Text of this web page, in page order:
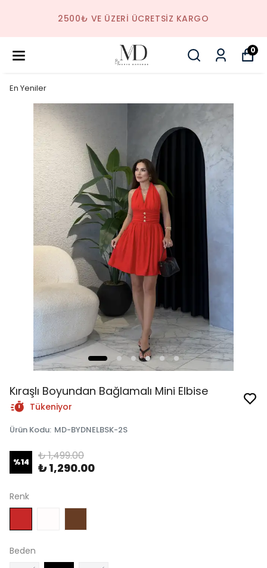
2500₺ VE ÜZERI ÜCRETSIZ KARGO
0
En Yeniler
Kıraşlı Boyundan Bağlamalı Mini Elbise
Tükeniyor
Ürün Kodu: MD-BYDNELBSK-2S
%14 ₺ 1,499.00
₺ 1,290.00
Renk
Beden